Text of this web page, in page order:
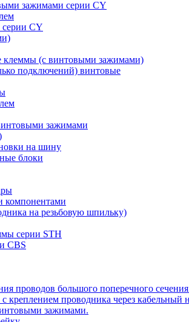
зажимами серии CY
серии CY
клеммы (с винтовыми зажимами)
подключений) винтовые
зажимами
на шину
блоки
компонентами
на резьбовую шпильку)
серии STH
CBS
проводов большого поперечного
креплением проводника через кабельный
зажимами.